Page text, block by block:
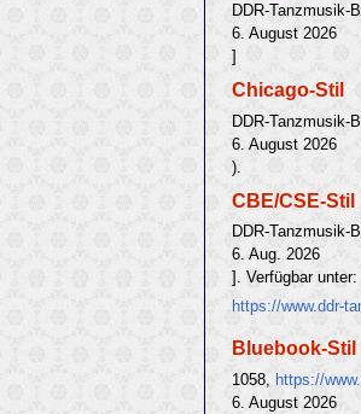
DDR-Tanzmusik-
6. August 2026
]
Chicago-Stil
DDR-Tanzmusik-
6. August 2026
).
CBE/CSE-Stil
DDR-Tanzmusik-
6. Aug. 2026
]. Verfügbar unter:
https://www.ddr-
Bluebook-Stil
1058, https://
6. August 2026